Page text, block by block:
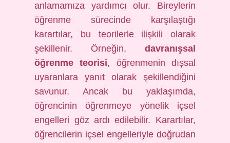
anlamamıza yardımcı olur. Bireylerin
öğrenme sürecinde karşılaştığı
karartılar, bu teorilerle ilişkili olarak
şekillenir. Örneğin, davranışsal
öğrenme teorisi, öğrenmenin dışsal
uyaranlara yanıt olarak şekillendiğini
savunur. Ancak bu yaklaşımda,
öğrencinin öğrenmeye yönelik içsel
engelleri göz ardı edilebilir. Karartılar,
öğrencilerin içsel engelleriyle doğrudan